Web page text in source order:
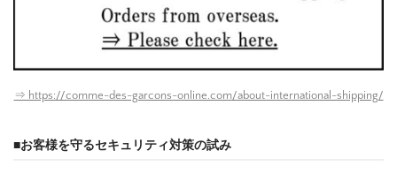
⇒ https://comme-des-garcons-online.com/about-international-shipping/
■お客様を守るセキュリティ対策の試み